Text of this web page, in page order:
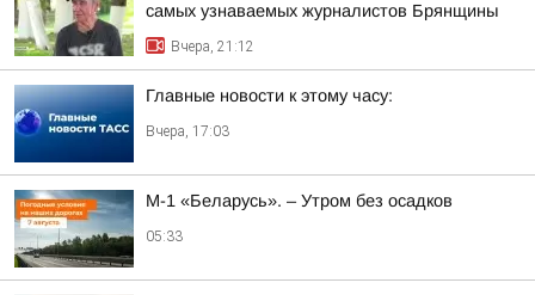
самых узнаваемых журналистов Брянщины
Вчера, 21:12
Главные новости к этому часу:
Вчера, 17:03
М-1 «Беларусь». – Утром без осадков
05:33